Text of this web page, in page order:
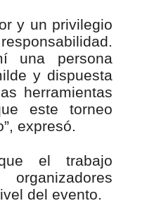
y un privilegio
una persona
y dispuesta
herramientas
este torneo
expresó.
el trabajo
del evento.